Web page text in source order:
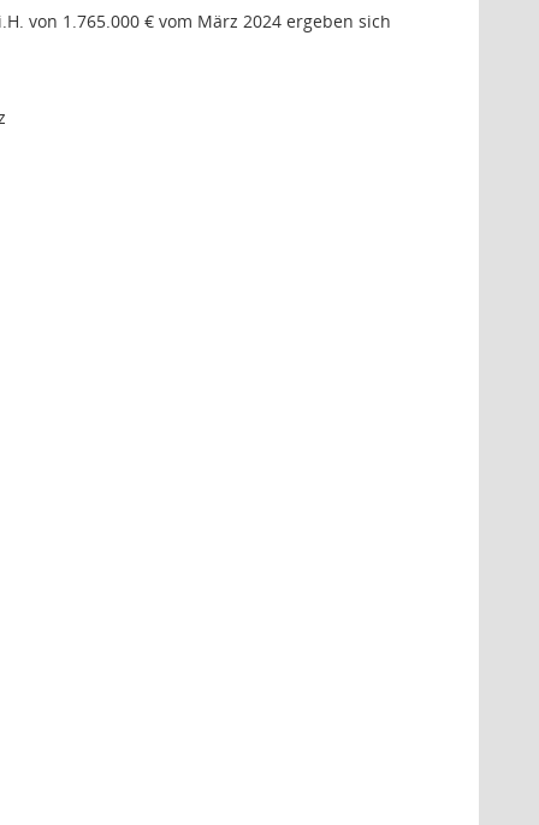
von 1.765.000 € vom März 2024 ergeben sich